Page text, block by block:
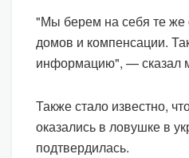
"Мы берем на себя те же
домов и компенсации.
информацию", — сказал
Также стало известно,
оказались в ловушке в
подтвердилась.